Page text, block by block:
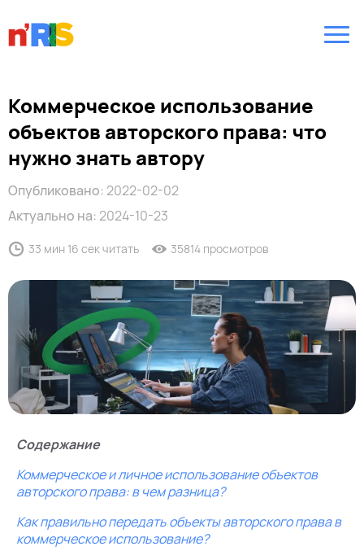
Коммерческое использование
объектов авторского права: что
нужно знать автору
Опубликовано: 2022-02-02
Актуально на: 2024-10-23
33 мин 16 сек читать 35814 просмотров
Содержание
Коммерческое и личное использование объектов
авторского права: в чем разница?
Как правильно передать объекты авторского права в
коммерческое использование?